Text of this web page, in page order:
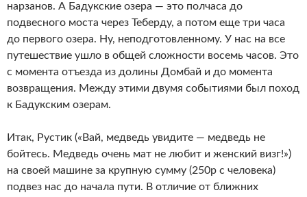
нарзанов. А Бадукские озера — это полчаса до
подвесного моста через Теберду, а потом еще три часа
до первого озера. Ну, неподготовленному. У нас на все
путешествие ушло в общей сложности восемь часов. Это
с момента отъезда из долины Домбай и до момента
возвращения. Между этими двумя событиями был поход
к Бадукским озерам.
Итак, Рустик («Вай, медведь увидите — медведь не
бойтесь. Медведь очень мат не любит и женский визг!»)
на своей машине за крупную сумму (250р с человека)
подвез нас до начала пути. В отличие от ближних